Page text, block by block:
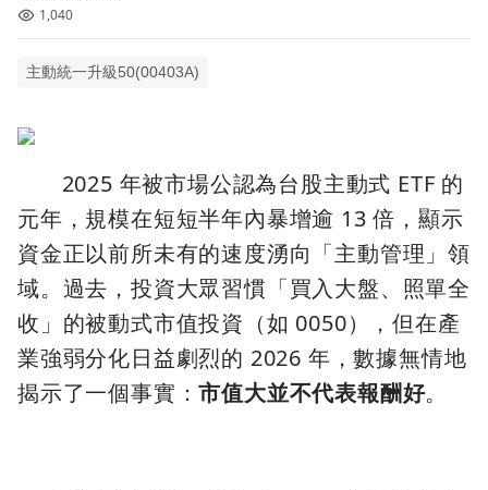
1,040
主動統一升級50(00403A)
2025 年被市場公認為台股主動式 ETF 的
元年，規模在短短半年內暴增逾 13 倍，顯示
資金正以前所未有的速度湧向「主動管理」領
域。過去，投資大眾習慣「買入大盤、照單全
收」的被動式市值投資（如 0050），但在產
業強弱分化日益劇烈的 2026 年，數據無情地
揭示了一個事實：市值大並不代表報酬好。